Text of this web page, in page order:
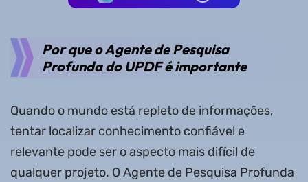
Por que o Agente de Pesquisa
Profunda do UPDF é importante
Quando o mundo está repleto de informações,
tentar localizar conhecimento confiável e
relevante pode ser o aspecto mais difícil de
qualquer projeto. O Agente de Pesquisa Profunda